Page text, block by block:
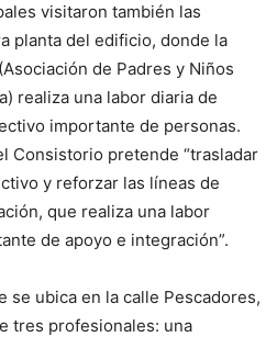
visitaron también las
planta del edificio, donde la
de Padres y Niños
realiza una labor diaria de
importante de personas.
Consistorio pretende “trasladar
y reforzar las líneas de
que realiza una labor
de apoyo e integración”.
se ubica en la calle Pescadores,
tres profesionales: una